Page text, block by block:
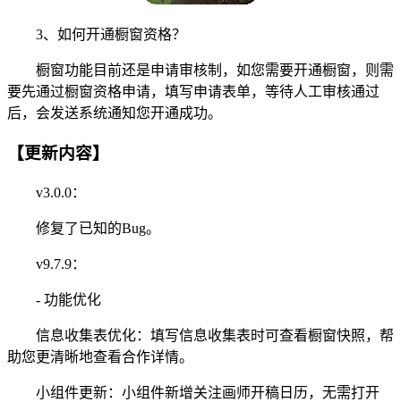
3、如何开通橱窗资格？
橱窗功能目前还是申请审核制，如您需要开通橱窗，则需
要先通过橱窗资格申请，填写申请表单，等待人工审核通过
后，会发送系统通知您开通成功。
【更新内容】
v3.0.0：
修复了已知的Bug。
v9.7.9：
- 功能优化
信息收集表优化：填写信息收集表时可查看橱窗快照，帮
助您更清晰地查看合作详情。
小组件更新：小组件新增关注画师开稿日历，无需打开